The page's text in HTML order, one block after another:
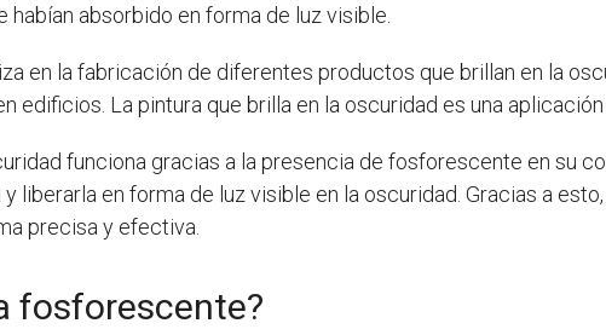
habían absorbido en forma de luz visible.
en la fabricación de diferentes productos que brillan en la
edificios. La pintura que brilla en la oscuridad es una aplicación
funciona gracias a la presencia de fosforescente en su
liberarla en forma de luz visible en la oscuridad. Gracias a
precisa y efectiva.
fosforescente?